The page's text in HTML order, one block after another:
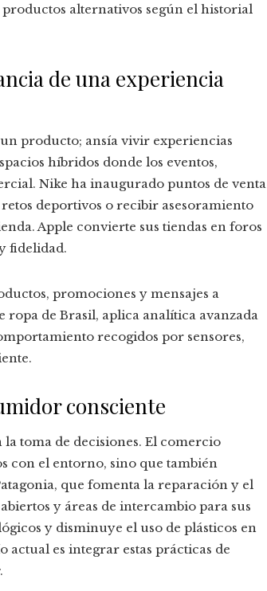
alternativos según el historial
de una experiencia
producto; ansía vivir experiencias
híbridos donde los eventos,
Nike ha inaugurado puntos de venta
deportivos o recibir asesoramiento
Apple convierte sus tiendas en foros
fidelidad.
promociones y mensajes a
ropa de Brasil, aplica analítica avanzada
recogidos por sensores,
consciente
toma de decisiones. El comercio
con el entorno, sino que también
que fomenta la reparación y el
y áreas de intercambio para sus
y disminuye el uso de plásticos en
es integrar estas prácticas de
.